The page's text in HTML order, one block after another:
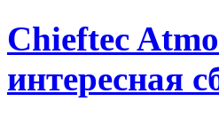
Chieftec
интересная